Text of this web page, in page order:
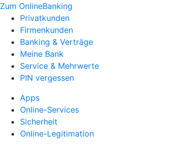
Zum OnlineBanking
Privatkunden
Firmenkunden
Banking & Verträge
Meine Bank
Service & Mehrwerte
PIN vergessen
Apps
Online-Services
Sicherheit
Online-Legitimation